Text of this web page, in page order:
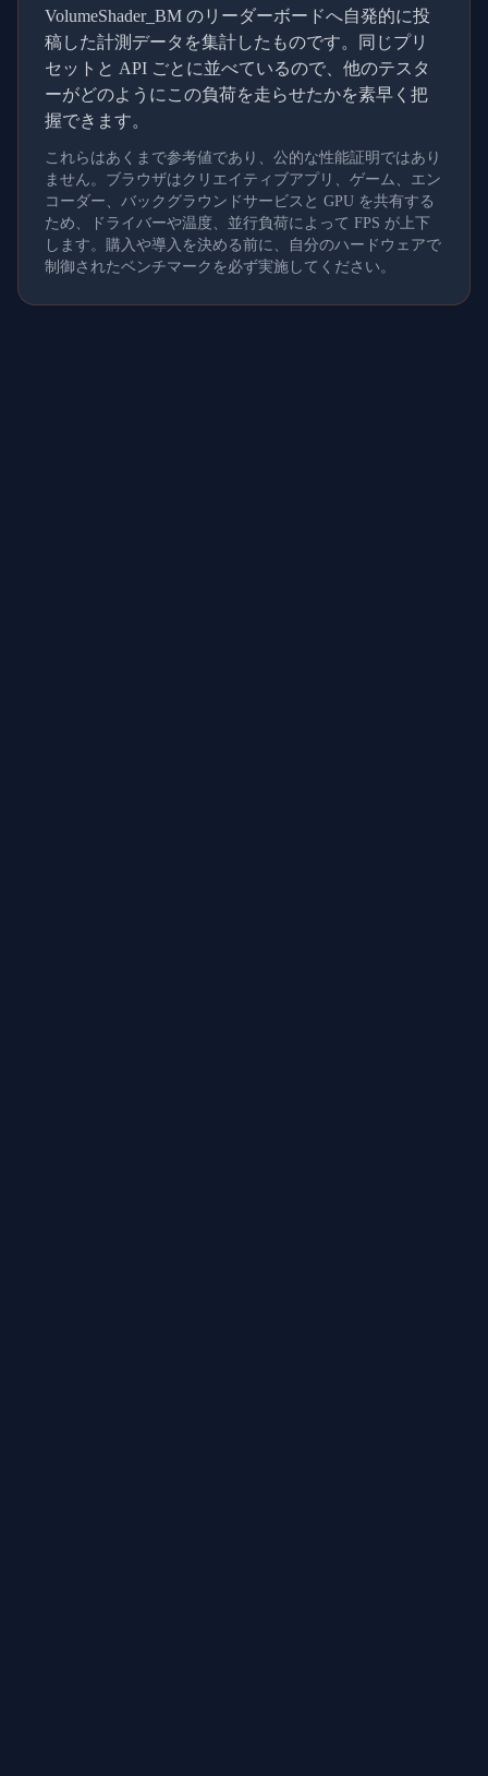
VolumeShader_BM のリーダーボードへ自発的に投
稿した計測データを集計したものです。同じプリ
セットと API ごとに並べているので、他のテスタ
ーがどのようにこの負荷を走らせたかを素早く把
握できます。
これらはあくまで参考値であり、公的な性能証明ではあり
ません。ブラウザはクリエイティブアプリ、ゲーム、エン
コーダー、バックグラウンドサービスと GPU を共有する
ため、ドライバーや温度、並行負荷によって FPS が上下
します。購入や導入を決める前に、自分のハードウェアで
制御されたベンチマークを必ず実施してください。